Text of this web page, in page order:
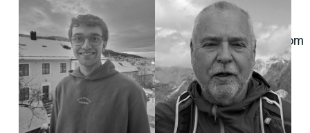
Administrasjonsmedarbeider
hei@bergenfrikirke.no
Leder for prosjekt
menighetsplanting
helgestandal54@gmail.com
917 57 151